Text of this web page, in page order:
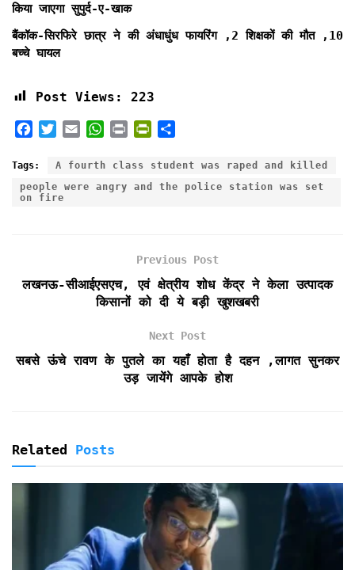
किया जाएगा सुपुर्द-ए-खाक
बैंकॉक-सिरफिरे छात्र ने की अंधाधुंध फायरिंग ,2 शिक्षकों की मौत ,10
बच्चे घायल
Post Views: 223
c
b
i
t
a
a
i
i
n
e
n
d
y
a
Tags:
A fourth class student was raped and killed
people were angry and the police station was set
on fire
Previous Post
लखनऊ-सीआईएसएच, एवं क्षेत्रीय शोध केंद्र ने केला उत्पादक
किसानों को दी ये बड़ी खुशखबरी
Next Post
सबसे ऊंचे रावण के पुतले का यहाँ होता है दहन ,लागत सुनकर
उड़ जायेंगे आपके होश
Related Posts